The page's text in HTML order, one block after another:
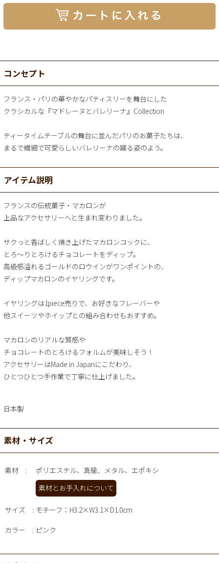
コンセプト
フランス・パリの華やかなパティスリーを舞台にした
クラシカルな『マドレーヌとバレリーナ』Collection
ティータイムテーブルの舞台に並んだパリのお菓子たちは、
まるで繊細で可愛らしいバレリーナの踊る姿のよう。
アイテム説明
フランスの伝統菓子・マカロンが
上品なアクセサリーへと生まれ変わりました。
サクっと香ばしく焼き上げたマカロンコックに、
とろ～りとろけるチョコレートをディップ。
高級感溢れるゴールドのロウインがワンポイントの、
ディップマカロンのイヤリングです。
イヤリングは1piece売りで、お好きなフレーバーや
他スイーツやホイップとの組み合わせもおすすめ。
マカロンのリアルな質感や
チョコレートのとろけるフォルムが美味しそう！
アクセサリーはMade in Japanにこだわり、
ひとつひとつ手作業で丁寧に仕上げました。
日本製
素材・サイズ
素材
ポリエステル、真鍮、メタル、エポキシ
素材とお手入れについて
サイズ モチーフ：H3.2×W3.1×D1.0cm
カラー ピンク